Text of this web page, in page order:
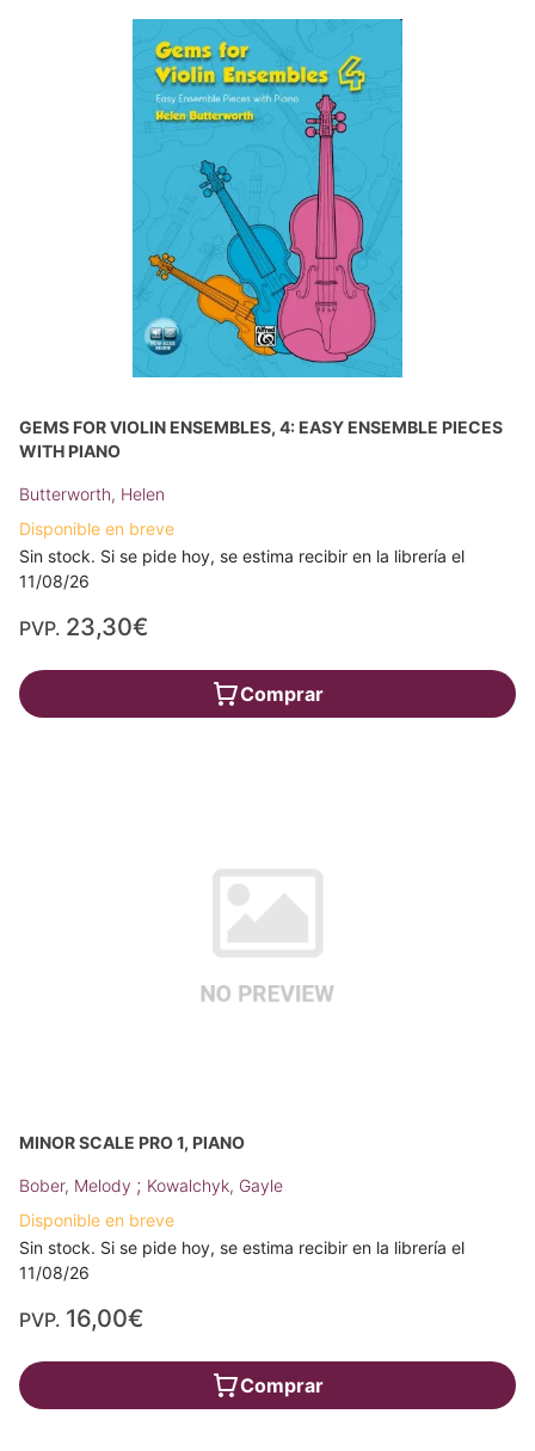
GEMS FOR VIOLIN ENSEMBLES, 4: EASY ENSEMBLE PIECES
WITH PIANO
Butterworth, Helen
Disponible en breve
Sin stock. Si se pide hoy, se estima recibir en la librería el
11/08/26
PVP. 23,30€
Comprar
MINOR SCALE PRO 1, PIANO
Bober, Melody ; Kowalchyk, Gayle
Disponible en breve
Sin stock. Si se pide hoy, se estima recibir en la librería el
11/08/26
PVP. 16,00€
Comprar